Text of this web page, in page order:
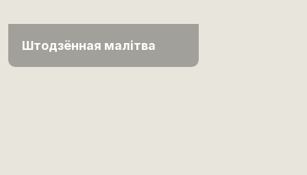
Штодзённая малітва